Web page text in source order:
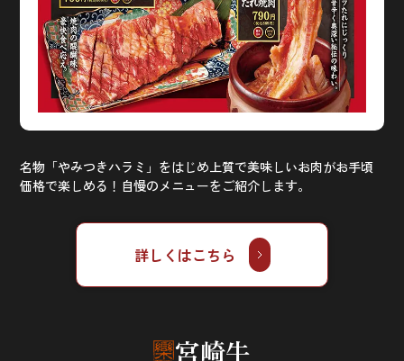
名物「やみつきハラミ」をはじめ上質で美味しいお肉がお手頃
価格で楽しめる！自慢のメニューをご紹介します。
詳しくはこちら
宮崎牛